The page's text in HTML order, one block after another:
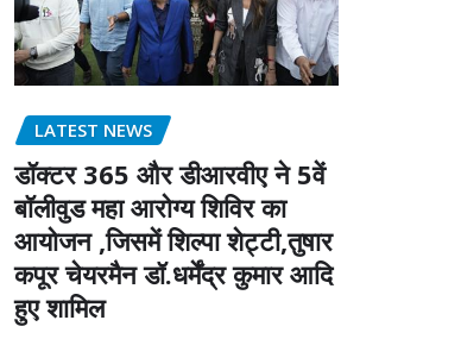
LATEST NEWS
डॉक्टर 365 और डीआरवीए ने 5वें
बॉलीवुड महा आरोग्य शिविर का
आयोजन ,जिसमें शिल्पा शेट्टी,तुषार
कपूर चेयरमैन डॉ.धर्मेंद्र कुमार आदि
हुए शामिल